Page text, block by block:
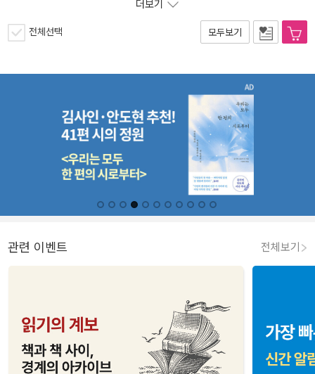
더보기
전체선택 모두보기
관련 이벤트 전체보기